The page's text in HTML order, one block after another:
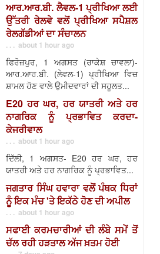
ਆਰ.ਆਰ.ਬੀ. ਲੈਵਲ-1 ਪ੍ਰੀਖਿਆ ਲਈ
ਉੱਤਰੀ ਰੇਲਵੇ ਵਲੋਂ ਪ੍ਰੀਖਿਆ ਸਪੈਸ਼ਲ
ਰੇਲਗੱਡੀਆਂ ਦਾ ਸੰਚਾਲਨ
. . . about 1 hour ago
ਫਿਰੋਜ਼ਪੁਰ, 1 ਅਗਸਤ (ਰਾਕੇਸ਼ ਚਾਵਲਾ)-
ਆਰ.ਆਰ.ਬੀ. (ਲੇਵਲ-1) ਪ੍ਰੀਖਿਆ ਵਿਚ
ਸ਼ਾਮਲ ਹੋਣ ਵਾਲੇ ਉਮੀਦਵਾਰਾਂ ਦੀ ਸਹੂਲਤ...
E20 ਹਰ ਘਰ, ਹਰ ਯਾਤਰੀ ਅਤੇ ਹਰ
ਨਾਗਰਿਕ ਨੂੰ ਪ੍ਰਭਾਵਿਤ ਕਰਦਾ-
ਕੇਜਰੀਵਾਲ
. . . about 1 hour ago
ਦਿੱਲੀ, 1 ਅਗਸਤ- E20 ਹਰ ਘਰ, ਹਰ
ਯਾਤਰੀ ਅਤੇ ਹਰ ਨਾਗਰਿਕ ਨੂੰ ਪ੍ਰਭਾਵਿਤ...
ਜਗਤਾਰ ਸਿੰਘ ਹਵਾਰਾ ਵਲੋਂ ਪੰਥਕ ਧਿਰਾਂ
ਨੂੰ ਇਕ ਮੰਚ 'ਤੇ ਇਕੱਠੇ ਹੋਣ ਦੀ ਅਪੀਲ
. . . about 1 hour ago
ਸਫਾਈ ਕਰਮਚਾਰੀਆਂ ਦੀ ਲੰਬੇ ਸਮੇਂ ਤੋਂ
ਚੱਲ ਰਹੀ ਹੜਤਾਲ ਅੱਜ ਖ਼ਤਮ ਹੋਈ